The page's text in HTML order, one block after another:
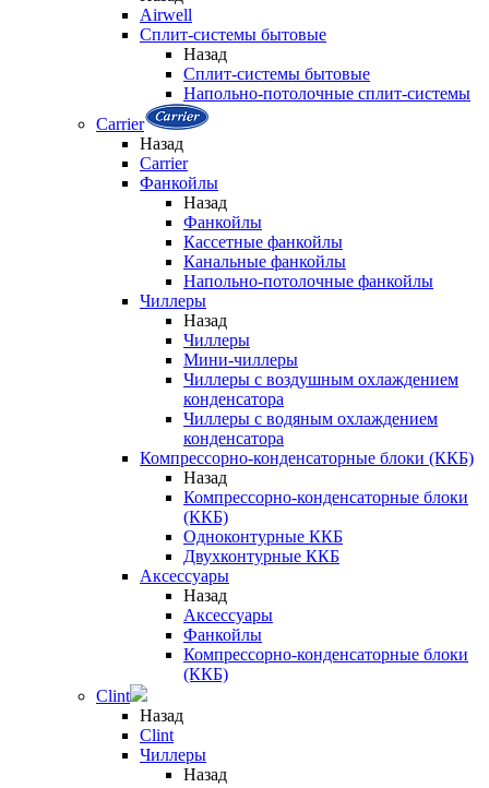
Airwell
Сплит-системы бытовые
Назад
Сплит-системы бытовые
Напольно-потолочные сплит-системы
Carrier
Назад
Carrier
Фанкойлы
Назад
Фанкойлы
Кассетные фанкойлы
Канальные фанкойлы
Напольно-потолочные фанкойлы
Чиллеры
Назад
Чиллеры
Мини-чиллеры
Чиллеры с воздушным охлаждением
конденсатора
Чиллеры с водяным охлаждением
конденсатора
Компрессорно-конденсаторные блоки (ККБ)
Назад
Компрессорно-конденсаторные блоки
(ККБ)
Одноконтурные ККБ
Двухконтурные ККБ
Аксессуары
Назад
Аксессуары
Фанкойлы
Компрессорно-конденсаторные блоки
(ККБ)
Clint
Назад
Clint
Чиллеры
Назад